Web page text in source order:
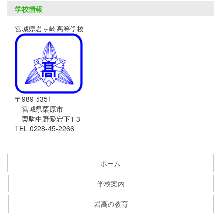
学校情報
宮城県岩ヶ崎高等学校
〒989-5351
宮城県栗原市
栗駒中野愛宕下1-3
TEL 0228-45-2266
ホーム
学校案内
岩高の教育